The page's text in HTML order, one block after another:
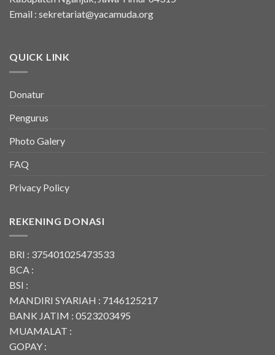
Email : sekretariat@yacamuda.org
QUICK LINK
Donatur
Pengurus
Photo Galery
FAQ
Privacy Policy
REKENING DONASI
BRI : 375401025473533
BCA :
BSI :
MANDIRI SYARIAH : 7146125217
BANK JATIM : 0523203495
MUAMALAT :
GOPAY :